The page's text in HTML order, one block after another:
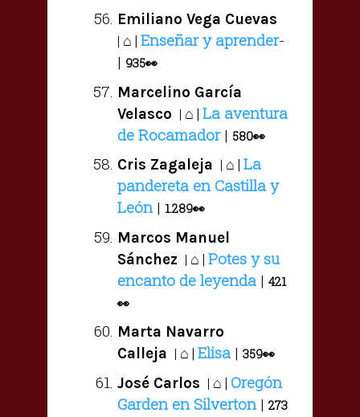
Emiliano Vega Cuevas
| ⌂ | Enseñar y aprender-
| 935👀
Marcelino García
Velasco | ⌂ | La aventura
de Rocamador| 580👀
Cris Zagaleja | ⌂ | La
pandereta en Castilla y
León| 1.289👀
Marcos Manuel
Sánchez | ⌂ | Potes y su
encanto de leyenda | 421
👀
Marta Navarro
Calleja | ⌂ | Elisa | 359👀
José Carlos | ⌂ | Oregón
Garden en Silverton| 273